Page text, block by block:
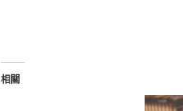
相關